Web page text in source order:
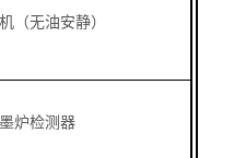
（无油安静）
炉检测器